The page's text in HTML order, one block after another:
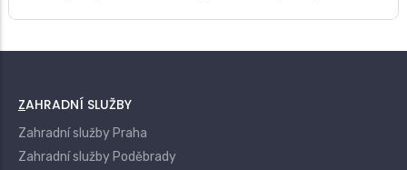
ZAHRADNÍ SLUŽBY
Zahradní služby Praha
Zahradní služby Poděbrady